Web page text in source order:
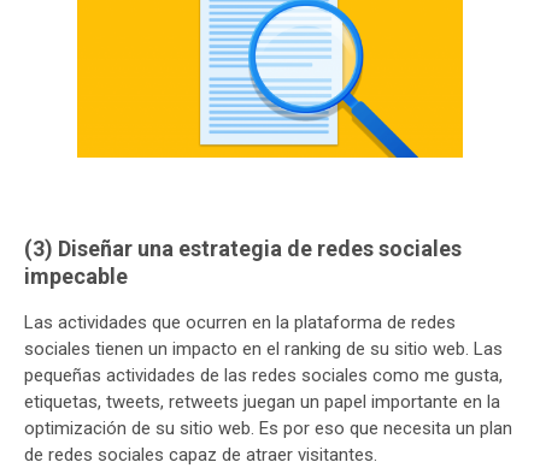
(3) Diseñar una estrategia de redes sociales
impecable
Las actividades que ocurren en la plataforma de redes
sociales tienen un impacto en el ranking de su sitio web. Las
pequeñas actividades de las redes sociales como me gusta,
etiquetas, tweets, retweets juegan un papel importante en la
optimización de su sitio web. Es por eso que necesita un plan
de redes sociales capaz de atraer visitantes.